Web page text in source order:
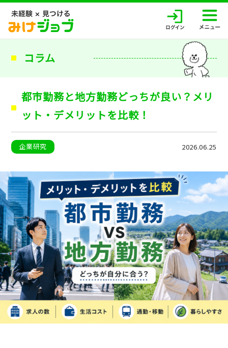
コラム
都市勤務と地方勤務どっちが良い？メリ
ット・デメリットを比較！
企業研究 2026.06.25